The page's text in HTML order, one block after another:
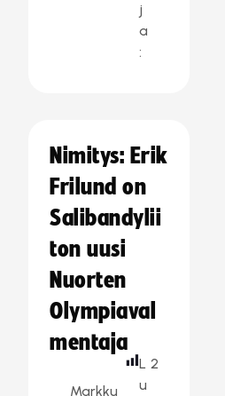
j
a
:
Nimitys: Erik
Frilund on
Salibandylii
ton uusi
Nuorten
Olympiaval
mentaja
Markku
L
u
2